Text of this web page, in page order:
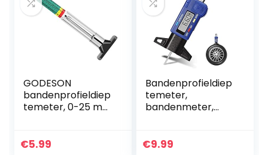
GODESON
bandenprofieldiep
temeter, 0-25 mm
meetinstrument
€5.99
Bandenprofieldiep
temeter,
bandenmeter,
LCD-display,
€9.99